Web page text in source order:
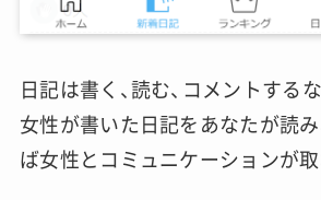
日記は書く、読む、コメントする
女性が書いた日記をあなたが読
ば女性とコミュニケーションが取